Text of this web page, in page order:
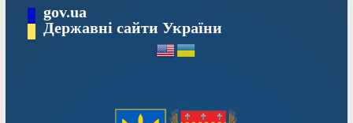
Перейтиgov.ua
Державні сайти України